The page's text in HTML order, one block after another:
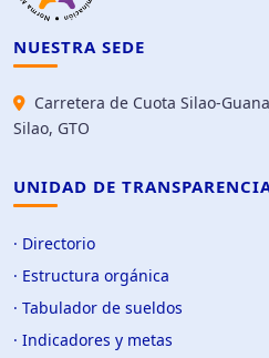
NUESTRA SEDE
Carretera de Cuota Silao-
Silao, GTO
UNIDAD DE
· Directorio
· Estructura orgánica
· Tabulador de sueldos
· Indicadores y metas